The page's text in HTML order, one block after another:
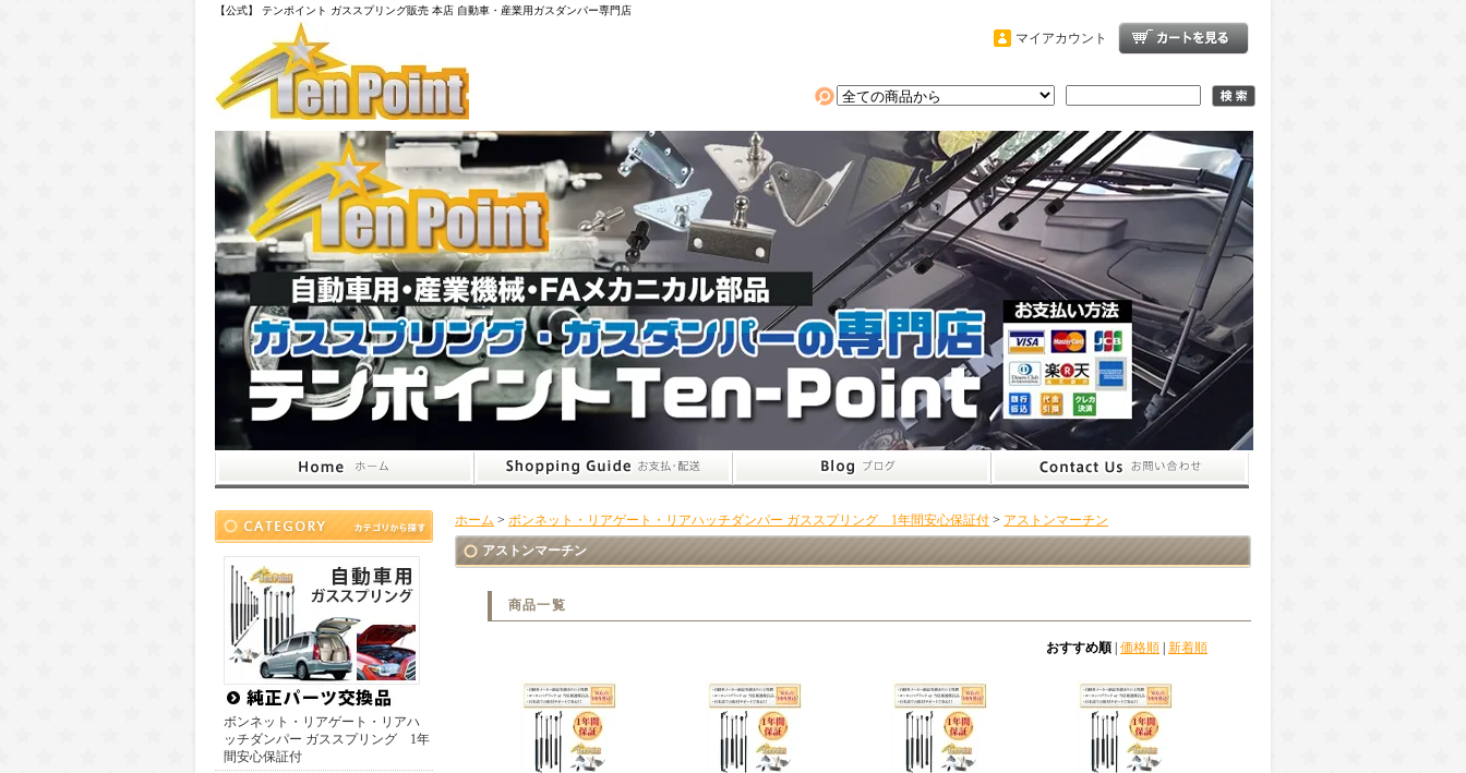
【公式】 テンポイント ガススプリング販売 本店 自動車・産業用ガスダンパー専門店
マイアカウント
ボンネット・リアゲート・リアハ
ッチダンパー ガススプリング 1年
間安心保証付
ホーム > ボンネット・リアゲート・リアハッチダンパー ガススプリング 1年間安心保証付 > アストンマーチン
アストンマーチン
商品一覧
おすすめ順 価格順 新着順